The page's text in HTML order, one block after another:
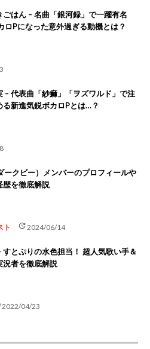
ごはん – 名曲「銀河録」で一躍有名
ロPになった意外過ぎる動機とは？
– 代表曲「紗痲」「ヲズワルド」で注
る新進気鋭ボカロPとは…？
ークビー）メンバーのプロフィールや
歴を徹底解説
ト update2024/06/14
すとぷりの水色担当！ 超人気歌い手＆
況者を徹底解説
2022/04/23